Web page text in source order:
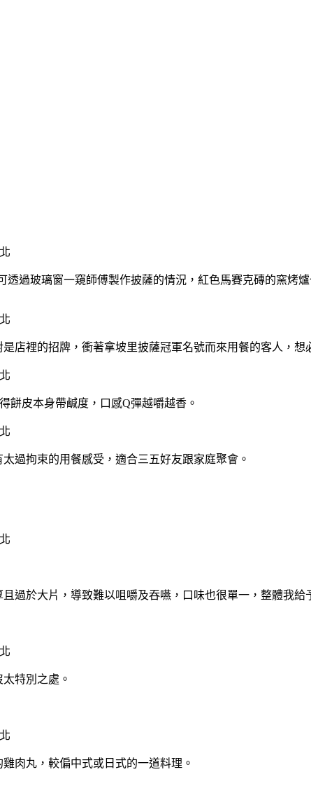
透過玻璃窗一窺師傅製作披薩的情況，紅色馬賽克磚的窯烤爐
店裡的招牌，衝著拿坡里披薩冠軍名號而來用餐的客人，想
餅皮本身帶鹹度，口感Q彈越嚼越香。
過拘束的用餐感受，適合三五好友跟家庭聚會。
過於大片，導致難以咀嚼及吞嚥，口味也很單一，整體我給
特別之處。
肉丸，較偏中式或日式的一道料理。